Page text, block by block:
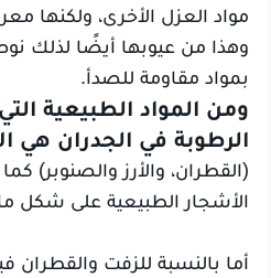
مواد العزل الأخرى، ولكنها
وهذا من عيوبها أيضًا لذلك
بمواد مقاومة للصدأ.
ومن المواد الطبيعية
الرطوبة في الجدران هي
(القطران، والأرز والصنوبر)
الأشجار الطبيعية على شكل
أما بالنسبة للزفت والقطران